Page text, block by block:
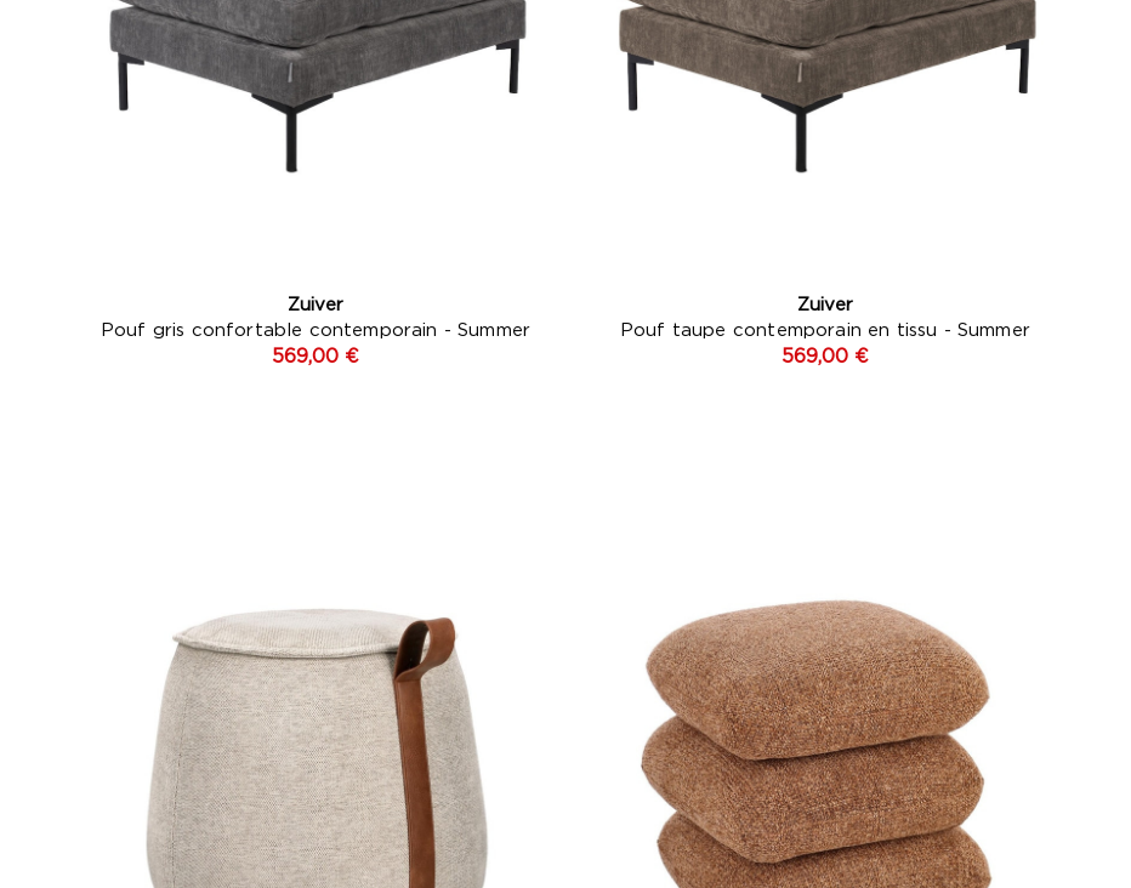
Zuiver
Pouf gris confortable contemporain - Summer
569,00 €
Zuiver
Pouf taupe contemporain en tissu - Summer
569,00 €